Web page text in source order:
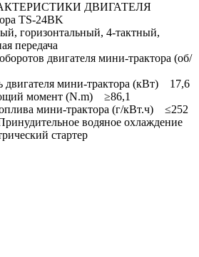
ДВИГАТЕЛЯ
TS-24BK
горизонтальный, 4-тактный,
передача
двигателя мини-трактора (об/
двигателя мини-трактора (кВт) 17,6
момент (N.m) ≥86,1
мини-трактора (г/кВт.ч) ≤252
водяное охлаждение
стартер